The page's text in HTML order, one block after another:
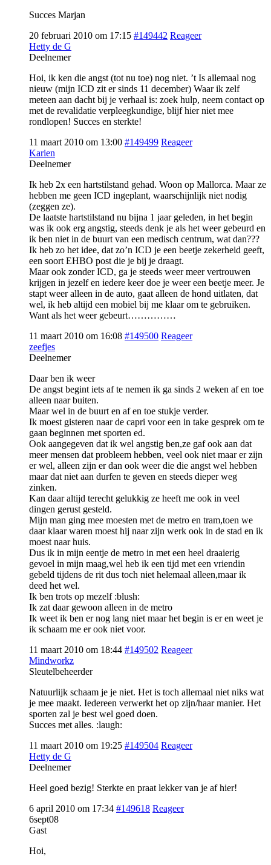
Succes Marjan
20 februari 2010 om 17:15 #149442 Reageer
Hetty de G
Deelnemer
Hoi, ik ken die angst (tot nu toe) nog niet. ’t Is allemaal nog
nieuw (mijn ICD zit er sinds 11 december) Waar ik zelf
meteen aan dacht bij je verhaal is: zoek hulp, neem contact op
met de revalidatie verpleegkundige, blijf hier niet mee
rondlopen! Succes en sterkte!
11 maart 2010 om 13:00 #149499 Reageer
Karien
Deelnemer
Ik heb 2x een hartstilstand gehad. Woon op Mallorca. Maar ze
hebben me geen ICD ingeplant, waarschijnlijk niet nodig
(zeggen ze).
De laatste hartstilstand nu bijna 1 jaar geleden, in het begin
was ik ook erg angstig, steeds denk je als het weer gebeurd en
ik ben niet in de buurt van een medisch centrum, wat dan???
Ik heb zo het idee, dat zo’n ICD je een beetje zekerheid geeft,
een soort EHBO post die je bij je draagt.
Maar ook zonder ICD, ga je steeds weer meer vertrouwen
krijgen in jezelf en iedere keer doe je weer een beetje meer. Je
stapt weer alleen in de auto, gaat alleen de hond uitlaten, dat
wel, ik heb altijd een mobiel bij me klaar om te gebruiken.
Want als het weer gebeurt……………
11 maart 2010 om 16:08 #149500 Reageer
zeefjes
Deelnemer
Daar ben ik weer
De angst begint iets af te nemen ik ga sinds 2 weken af en toe
alleen naar buiten.
Maar wel in de buurt en af en toe stukje verder.
Ik moest gisteren naar de capri voor een in take gesprek om te
gaan beginnen met sporten ed.
Ook aangegeven dat ik wel angstig ben,ze gaf ook aan dat
meer mensen dat probleem hebben, veel ook niet maar er zijn
er wel, alleen zijn er dan ook weer die die angst wel hebben
maar dat niet aan durfen te geven en steeds dieper weg
zinken.
Kan daar altijd terecht gelukkig ze heeft me ook in veel
dingen gerust gesteld.
Mijn man ging mee moesten met de metro en tram,toen we
daar klaar waren moest hij naar zijn werk ook in de stad en ik
moest naar huis.
Dus ik in mijn eentje de metro in met een heel draaierig
gevoel in mijn maag,wel heb ik een tijd met een vriendin
gebeld tijdens de rit dus toch niet helemaal alleen,maar ik
deed het wel.
Ik ben trots op mezelf :blush:
Ik zat daar gewoon alleen in de metro
Ik weet ik ben er nog lang niet maar het begin is er en weet je
ik schaam me er ook niet voor.
11 maart 2010 om 18:44 #149502 Reageer
Mindworkz
Sleutelbeheerder
Natuurlijk schaam je je niet. Het is toch allemaal niet niks wat
je mee maakt. Iedereen verwerkt het op zijn/haar manier. Het
sporten zal je best wel goed doen.
Succes met alles. :laugh:
11 maart 2010 om 19:25 #149504 Reageer
Hetty de G
Deelnemer
Heel goed bezig! Sterkte en praat lekker van je af hier!
6 april 2010 om 17:34 #149618 Reageer
6sept08
Gast
Hoi,